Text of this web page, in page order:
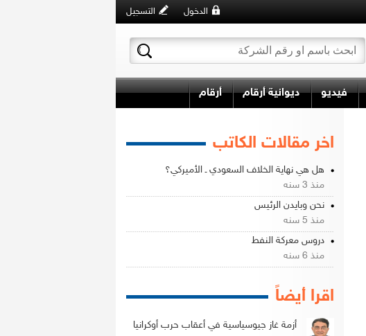
التسجيل الدخول
فيديو ديوانية أرقام أرقام
اخر مقالات الكاتب
هل هي نهاية الخلاف السعودي ـ الأميركي؟
منذ 3 سنه
نحن وبايدن الرئيس
منذ 5 سنه
دروس معركة النفط
منذ 6 سنه
اقرا أيضاً
أزمة غاز جيوسياسية في أعقاب حرب أوكرانيا